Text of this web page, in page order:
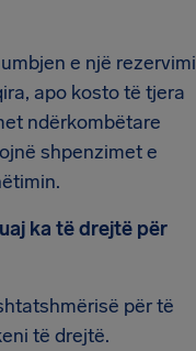
e një rezervimi
apo kosto të tjera
ndërkombëtare
shpenzimet e
ka të drejtë për
për të
të drejtë.